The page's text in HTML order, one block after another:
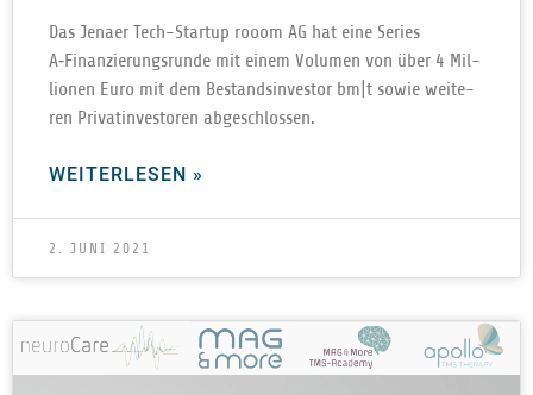
Das Jenaer Tech-Startup rooom AG hat eine Series
A‑Finanzierungsrunde mit einem Volu­men von über 4 Mil­
lio­nen Euro mit dem Bestands­in­ves­tor bm|t sowie wei­te­
ren Pri­vat­in­ves­to­ren abgeschlossen.
WEITERLESEN »
2. JUNI 2021